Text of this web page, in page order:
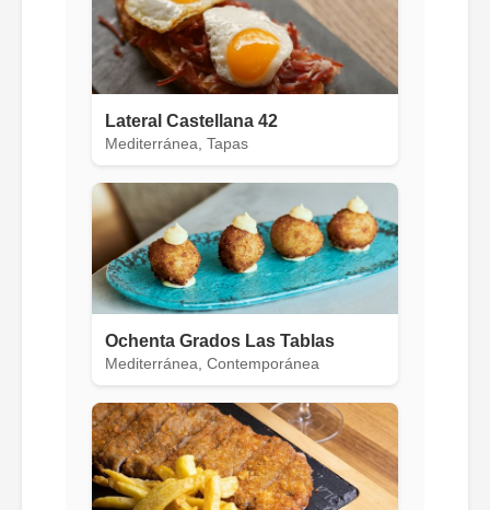
Lateral Castellana 42
Mediterránea, Tapas
Ochenta Grados Las Tablas
Mediterránea, Contemporánea